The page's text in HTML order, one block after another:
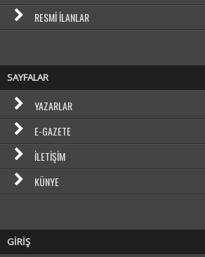
RESMI İLANLAR
SAYFALAR
YAZARLAR
E-GAZETE
İLETIŞIM
KÜNYE
GİRİŞ